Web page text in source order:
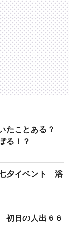
たことある？
る！？
夕イベント 浴
初日の人出６６